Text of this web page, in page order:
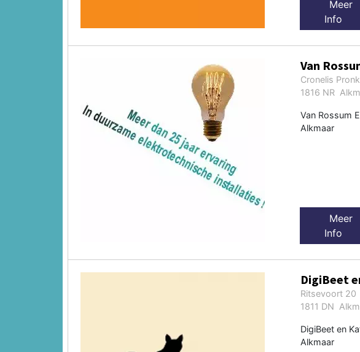
Meer
Info
Van
Cronelis
1816 NR
Van Rossum
Alkmaar
Meer
Info
DigiBeet
Ritsevoort 20
1811 DN
DigiBeet en
Alkmaar